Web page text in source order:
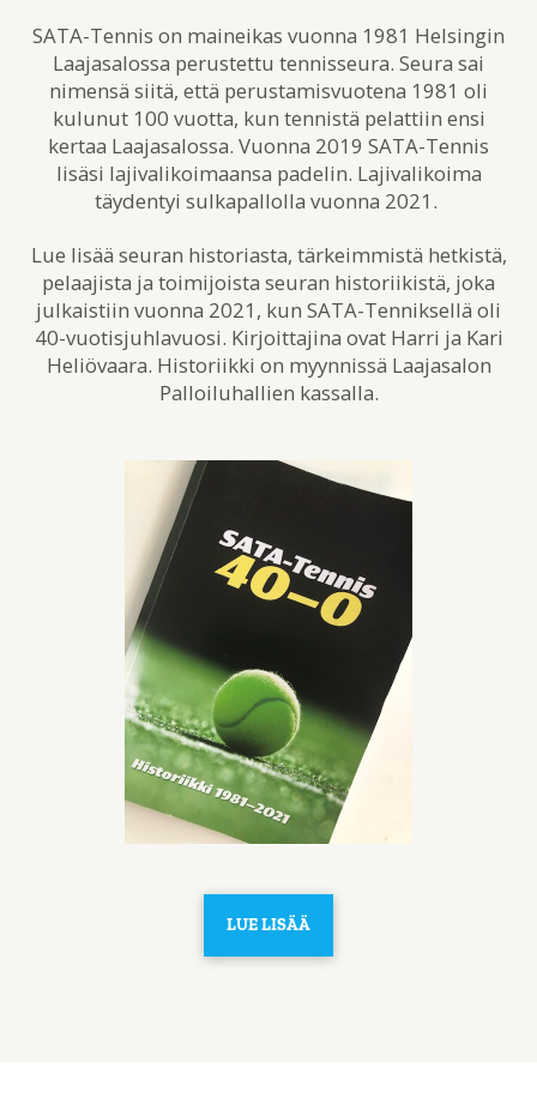
LAPSET
SATA-Tennis on maineikas vuonna 1981 Helsingin
Laajasalossa perustettu tennisseura. Seura sai
nimensä siitä, että perustamisvuotena 1981 oli
kulunut 100 vuotta, kun tennistä pelattiin ensi
kertaa Laajasalossa. Vuonna 2019 SATA-Tennis
lisäsi lajivalikoimaansa padelin. Lajivalikoima
täydentyi sulkapallolla vuonna 2021.
Lue lisää seuran historiasta, tärkeimmistä hetkistä,
pelaajista ja toimijoista seuran historiikistä, joka
julkaistiin vuonna 2021, kun SATA-Tenniksellä oli
40-vuotisjuhlavuosi. Kirjoittajina ovat Harri ja Kari
Heliövaara. Historiikki on myynnissä Laajasalon
Palloiluhallien kassalla.
LUE LISÄÄ